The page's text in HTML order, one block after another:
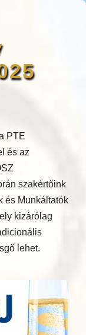
PTE
és az
szakértőink
és Munkáltatók
kizárólag
lehet.